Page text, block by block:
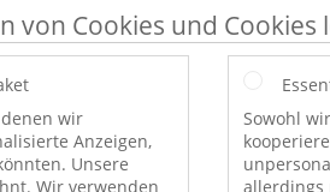
von Cookies und Cookies
wir
Anzeigen,
Unsere
Wir verwenden
Sowohl
allerdings